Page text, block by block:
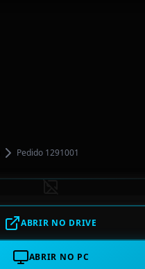
Pedido 1291001
ABRIR NO DRIVE
ABRIR NO PC